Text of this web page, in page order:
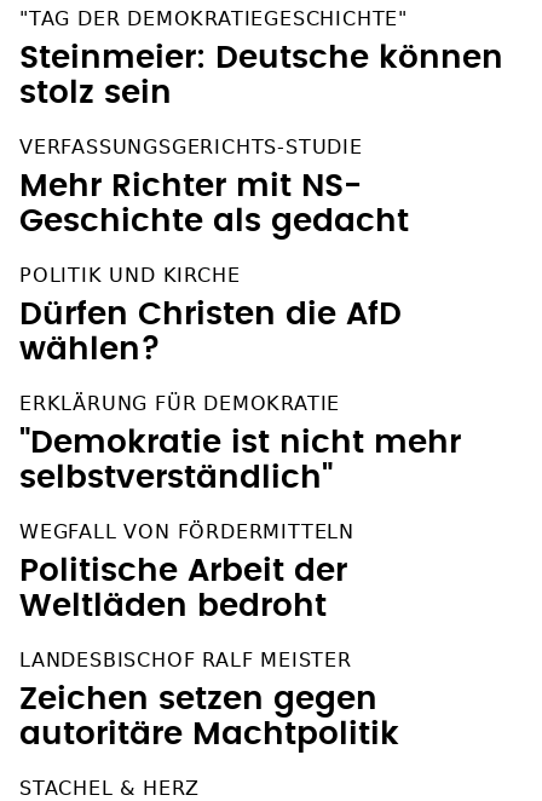
"TAG DER DEMOKRATIEGESCHICHTE"
Steinmeier: Deutsche können
stolz sein
VERFASSUNGSGERICHTS-STUDIE
Mehr Richter mit NS-
Geschichte als gedacht
POLITIK UND KIRCHE
Dürfen Christen die AfD
wählen?
ERKLÄRUNG FÜR DEMOKRATIE
"Demokratie ist nicht mehr
selbstverständlich"
WEGFALL VON FÖRDERMITTELN
Politische Arbeit der
Weltläden bedroht
LANDESBISCHOF RALF MEISTER
Zeichen setzen gegen
autoritäre Machtpolitik
STACHEL & HERZ